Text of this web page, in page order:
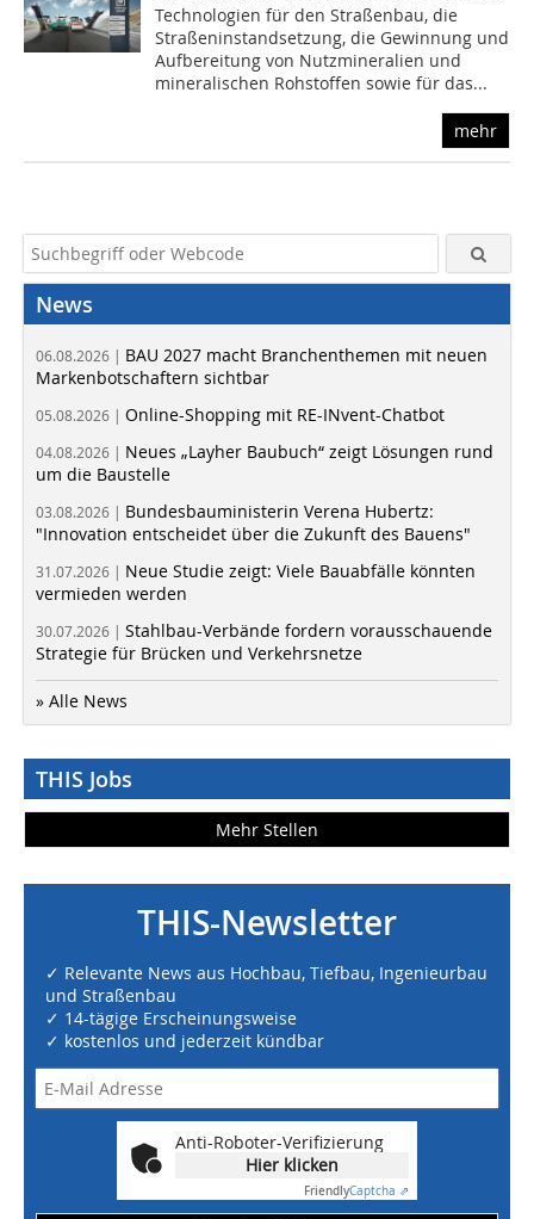
Technologien für den Straßenbau, die
Straßeninstandsetzung, die Gewinnung und
Aufbereitung von Nutzmineralien und
mineralischen Rohstoffen sowie für das...
mehr
News
06.08.2026 | BAU 2027 macht Branchenthemen mit neuen
Markenbotschaftern sichtbar
05.08.2026 | Online-Shopping mit RE-INvent-Chatbot
04.08.2026 | Neues „Layher Baubuch“ zeigt Lösungen rund
um die Baustelle
03.08.2026 | Bundesbauministerin Verena Hubertz:
"Innovation entscheidet über die Zukunft des Bauens"
31.07.2026 | Neue Studie zeigt: Viele Bauabfälle könnten
vermieden werden
30.07.2026 | Stahlbau-Verbände fordern vorausschauende
Strategie für Brücken und Verkehrsnetze
» Alle News
THIS Jobs
Mehr Stellen
THIS-Newsletter
✓ Relevante News aus Hochbau, Tiefbau, Ingenieurbau
und Straßenbau
✓ 14-tägige Erscheinungsweise
✓ kostenlos und jederzeit kündbar
Anti-Roboter-Verifizierung
Hier klicken
FriendlyCaptcha ⇗